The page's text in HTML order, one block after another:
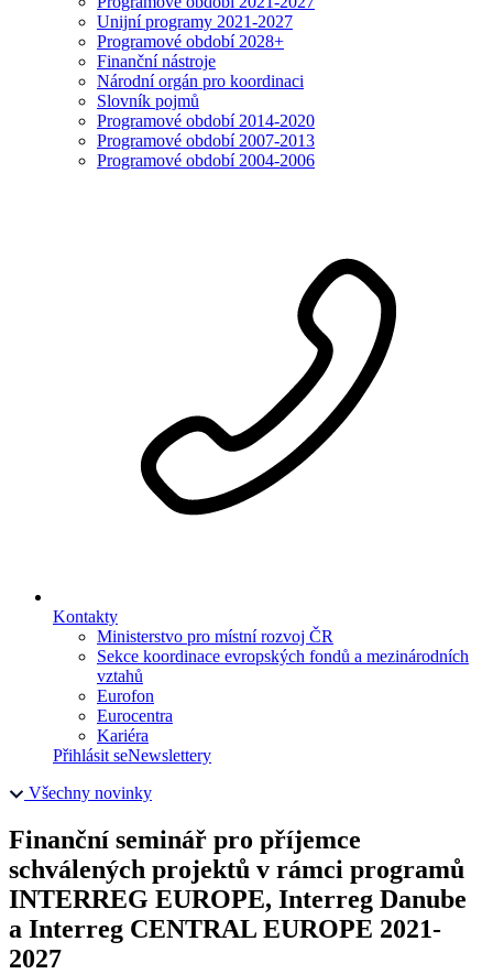
Unijní programy 2021-2027
Programové období 2028+
Finanční nástroje
Národní orgán pro koordinaci
Slovník pojmů
Programové období 2014-2020
Programové období 2007-2013
Programové období 2004-2006
Kontakty
Ministerstvo pro místní rozvoj ČR
Sekce koordinace evropských fondů a mezinárodních
vztahů
Eurofon
Eurocentra
Kariéra
Přihlásit seNewslettery
Všechny novinky
Finanční seminář pro příjemce
schválených projektů v rámci programů
INTERREG EUROPE, Interreg Danube
a Interreg CENTRAL EUROPE 2021-
2027